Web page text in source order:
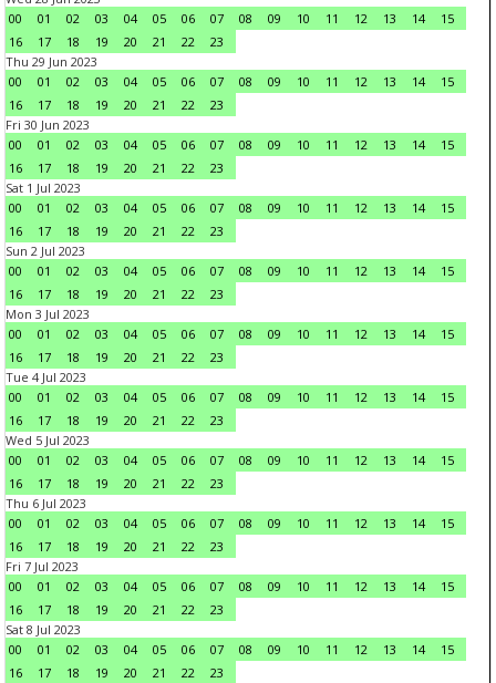
00
01 02 03 04 05 06 07 08 09 10 11 12 13 14
15
16
17 18 19 20 21 22
23
Thu 29 Jun 2023
00
01 02 03 04 05 06 07 08 09 10 11 12 13 14
15
16
17 18 19 20 21 22
23
Fri 30 Jun 2023
00
01 02 03 04 05 06 07 08 09 10 11 12 13 14
15
16
17 18 19 20 21 22
23
Sat 1 Jul 2023
00
01 02 03 04 05 06 07 08 09 10 11 12 13 14
15
16
17 18 19 20 21 22
23
Sun 2 Jul 2023
00
01 02 03 04 05 06 07 08 09 10 11 12 13 14
15
16
17 18 19 20 21 22
23
Mon 3 Jul 2023
00
01 02 03 04 05 06 07 08 09 10 11 12 13 14
15
16
17 18 19 20 21 22
23
Tue 4 Jul 2023
00
01 02 03 04 05 06 07 08 09 10 11 12 13 14
15
16
17 18 19 20 21 22
23
Wed 5 Jul 2023
00
01 02 03 04 05 06 07 08 09 10 11 12 13 14
15
16
17 18 19 20 21 22
23
Thu 6 Jul 2023
00
01 02 03 04 05 06 07 08 09 10 11 12 13 14
15
16
17 18 19 20 21 22
23
Fri 7 Jul 2023
00
01 02 03 04 05 06 07 08 09 10 11 12 13 14
15
16
17 18 19 20 21 22
23
Sat 8 Jul 2023
00
01 02 03 04 05 06 07 08 09 10 11 12 13 14
15
16
17 18 19 20 21 22
23